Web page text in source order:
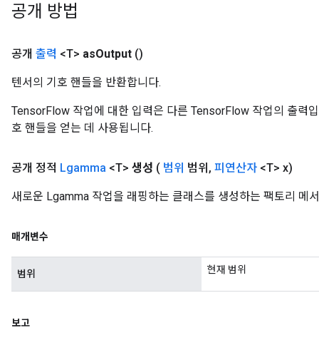
공개 방법
공개 출력 <T> asOutput ()
텐서의 기호 핸들을 반환합니다.
TensorFlow 작업에 대한 입력은 다른 TensorFlow 작업의 출력
호 핸들을 얻는 데 사용됩니다.
공개 정적 Lgamma <T> 생성 ( 범위 범위 , 피연산자 <T> x)
새로운 Lgamma 작업을 래핑하는 클래스를 생성하는 팩토리 메
매개변수
범위 현재 범위
보고